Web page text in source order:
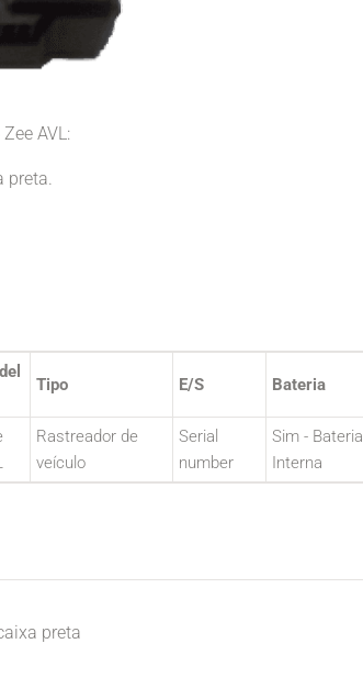
AVL:
preta.
Tipo E/S Bateria
Rastreador de
veículo
Serial
number
Sim - Bateria
Interna
preta